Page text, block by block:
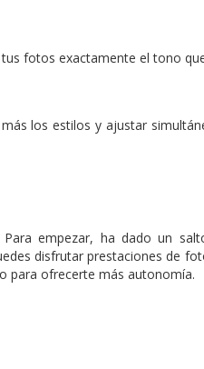
fotos exactamente el tono
los estilos y ajustar
empezar, ha dado un
disfrutar prestaciones de
para ofrecerte más autonomía.